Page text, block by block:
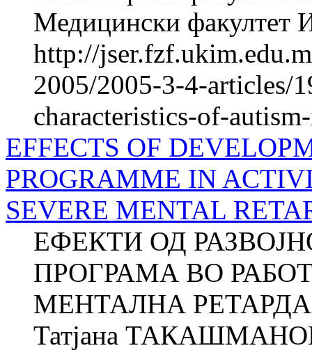
Медицински факултет
http://
2005/2005-3-4-articles/
characteristics-of-
EFFECTS OF
PROGRAMME IN
SEVERE MENTAL
ЕФЕКТИ ОД
ПРОГРАМА ВО
МЕНТАЛНА
Татјана